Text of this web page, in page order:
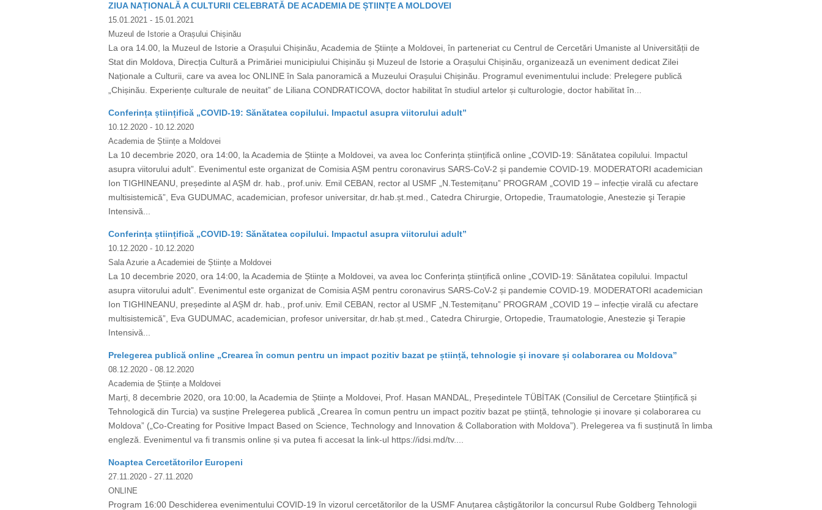
ZIUA NAȚIONALĂ A CULTURII CELEBRATĂ DE ACADEMIA DE ȘTIINȚE A MOLDOVEI
15.01.2021 - 15.01.2021
Muzeul de Istorie a Orașului Chișinău
La ora 14.00, la Muzeul de Istorie a Orașului Chișinău, Academia de Științe a Moldovei, în parteneriat cu Centrul de Cercetări Umaniste al Universității de
Stat din Moldova, Direcția Cultură a Primăriei municipiului Chișinău și Muzeul de Istorie a Orașului Chișinău, organizează un eveniment dedicat Zilei
Naționale a Culturii, care va avea loc ONLINE în Sala panoramică a Muzeului Orașului Chișinău. Programul evenimentului include: Prelegere publică
„Chișinău. Experiențe culturale de neuitat” de Liliana CONDRATICOVA, doctor habilitat în studiul artelor și culturologie, doctor habilitat în...
Conferința științifică „COVID-19: Sănătatea copilului. Impactul asupra viitorului adult”
10.12.2020 - 10.12.2020
Academia de Științe a Moldovei
La 10 decembrie 2020, ora 14:00, la Academia de Științe a Moldovei, va avea loc Conferința științifică online „COVID-19: Sănătatea copilului. Impactul
asupra viitorului adult”. Evenimentul este organizat de Comisia AȘM pentru coronavirus SARS-CoV-2 și pandemie COVID-19. MODERATORI academician
Ion TIGHINEANU, președinte al AȘM dr. hab., prof.univ. Emil CEBAN, rector al USMF „N.Testemițanuˮ PROGRAM „COVID 19 – infecție virală cu afectare
multisistemică”, Eva GUDUMAC, academician, profesor universitar, dr.hab.șt.med., Catedra Chirurgie, Ortopedie, Traumatologie, Anestezie şi Terapie
Intensivă...
Conferința științifică „COVID-19: Sănătatea copilului. Impactul asupra viitorului adult”
10.12.2020 - 10.12.2020
Sala Azurie a Academiei de Științe a Moldovei
La 10 decembrie 2020, ora 14:00, la Academia de Științe a Moldovei, va avea loc Conferința științifică online „COVID-19: Sănătatea copilului. Impactul
asupra viitorului adult”. Evenimentul este organizat de Comisia AȘM pentru coronavirus SARS-CoV-2 și pandemie COVID-19. MODERATORI academician
Ion TIGHINEANU, președinte al AȘM dr. hab., prof.univ. Emil CEBAN, rector al USMF „N.Testemițanuˮ PROGRAM „COVID 19 – infecție virală cu afectare
multisistemică”, Eva GUDUMAC, academician, profesor universitar, dr.hab.șt.med., Catedra Chirurgie, Ortopedie, Traumatologie, Anestezie şi Terapie
Intensivă...
Prelegerea publică online „Crearea în comun pentru un impact pozitiv bazat pe știință, tehnologie și inovare și colaborarea cu Moldova”
08.12.2020 - 08.12.2020
Academia de Științe a Moldovei
Marți, 8 decembrie 2020, ora 10:00, la Academia de Științe a Moldovei, Prof. Hasan MANDAL, Președintele TÜBİTAK (Consiliul de Cercetare Științifică și
Tehnologică din Turcia) va susține Prelegerea publică „Crearea în comun pentru un impact pozitiv bazat pe știință, tehnologie și inovare și colaborarea cu
Moldova” („Co-Creating for Positive Impact Based on Science, Technology and Innovation & Collaboration with Moldova”). Prelegerea va fi susținută în limba
engleză. Evenimentul va fi transmis online și va putea fi accesat la link-ul https://idsi.md/tv....
Noaptea Cercetătorilor Europeni
27.11.2020 - 27.11.2020
ONLINE
Program 16:00 Deschiderea evenimentului COVID-19 în vizorul cercetătorilor de la USMF Anuțarea câștigătorilor la concursul Rube Goldberg Tehnologii